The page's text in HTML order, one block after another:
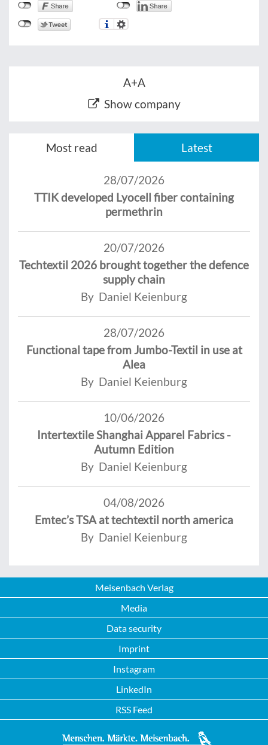
A+A
Show company
Most read Latest
28/07/2026
TTIK developed Lyocell fiber containing
permethrin
20/07/2026
Techtextil 2026 brought together the defence
supply chain
By Daniel Keienburg
28/07/2026
Functional tape from Jumbo-Textil in use at
Alea
By Daniel Keienburg
10/06/2026
Intertextile Shanghai Apparel Fabrics -
Autumn Edition
By Daniel Keienburg
04/08/2026
Emtec’s TSA at techtextil north america
By Daniel Keienburg
Meisenbach Verlag
Media
Data security
Imprint
Instagram
LinkedIn
RSS Feed